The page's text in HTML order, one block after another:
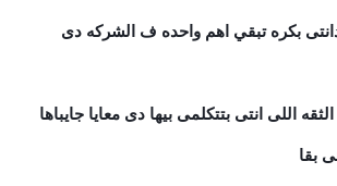
بكره تبقي اهم واحده ف الشركه دى
اللى انتى بتتكلمى بيها دى معايا جايباها
بقا